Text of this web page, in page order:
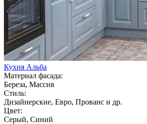
Кухня Альба
Материал фасада:
Береза, Массив
Стиль:
Дизайнерские, Евро, Прованс и др.
Цвет:
Серый, Синий